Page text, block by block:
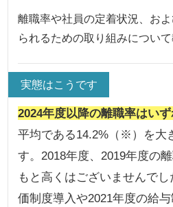
離職率や社員の定着状況、お
られるための取り組みについて
実態はこうです
2024年度以降の離職率はい
平均である14.2%（※）を大
す。2018年度、2019年度の
もと高くはございませんで
価制度導入や2021年度の給